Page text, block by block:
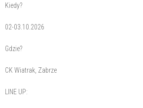
Kiedy?
02-03.10.2026
Gdzie?
CK Wiatrak, Zabrze
LINE UP: